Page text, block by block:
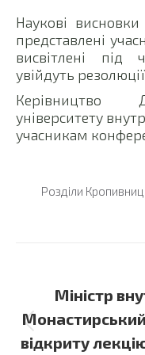
Наукові
представлені
висвітлені під
увійдуть
Керівництво
університету
учасникам
Розділи
Міністр
відкриту